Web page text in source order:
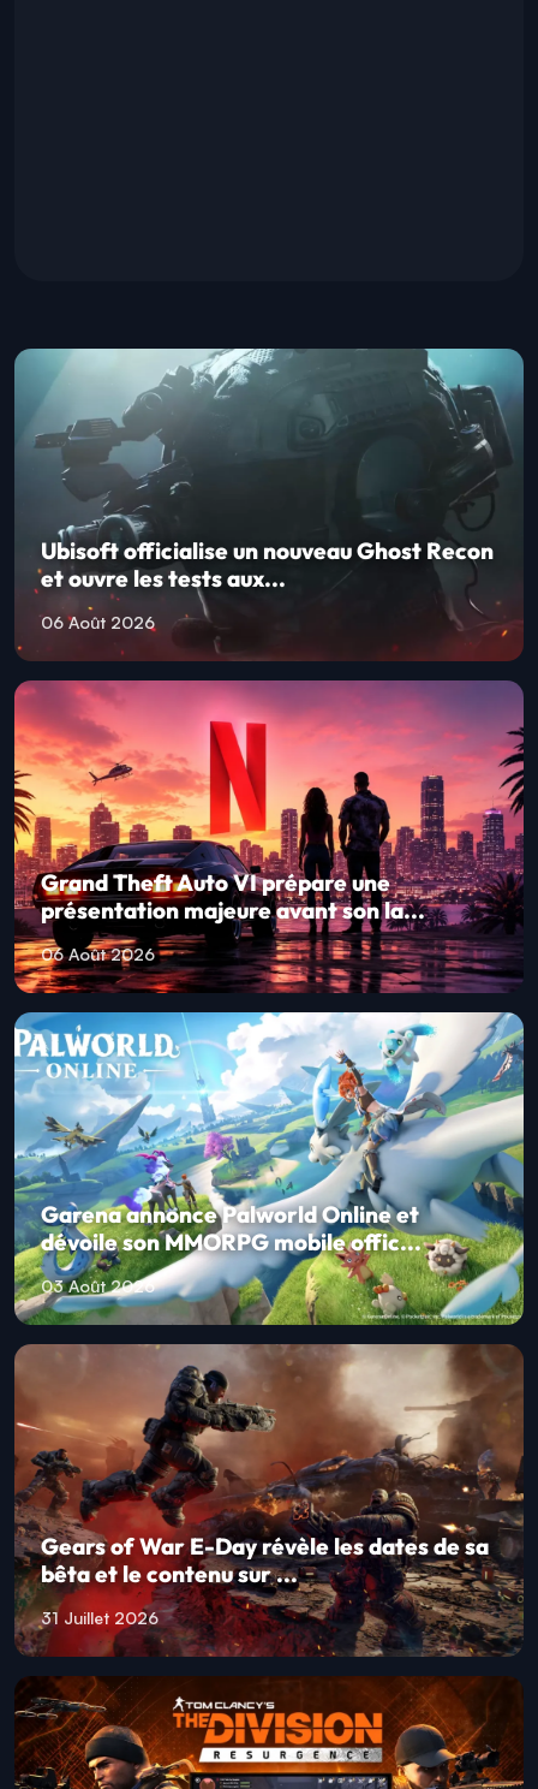
Ubisoft officialise un nouveau Ghost Recon
et ouvre les tests aux...
06 Août 2026
Grand Theft Auto VI prépare une
présentation majeure avant son la...
06 Août 2026
Garena annonce Palworld Online et
dévoile son MMORPG mobile offic...
03 Août 2026
Gears of War E-Day révèle les dates de sa
bêta et le contenu sur ...
31 Juillet 2026